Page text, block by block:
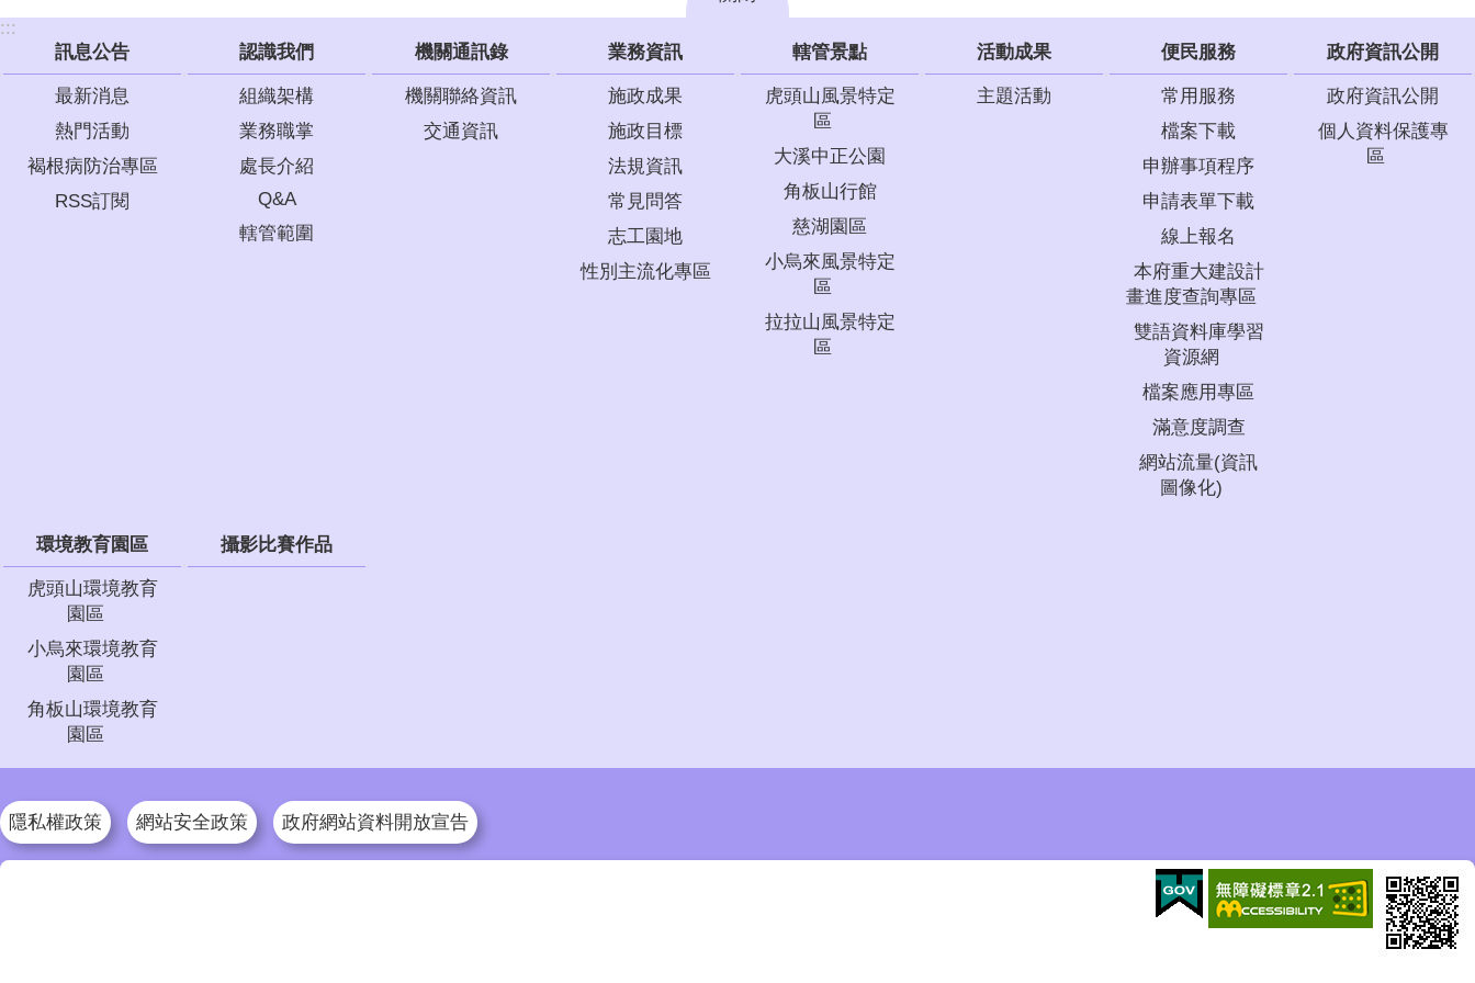
:::
訊息公告
最新消息
熱門活動
褐根病防治專區
RSS訂閱
認識我們
組織架構
業務職掌
處長介紹
Q&A
轄管範圍
機關通訊錄
機關聯絡資訊
交通資訊
業務資訊
施政成果
施政目標
法規資訊
常見問答
志工園地
性別主流化專區
轄管景點
虎頭山風景特定
區
大溪中正公園
角板山行館
慈湖園區
小烏來風景特定
區
拉拉山風景特定
區
活動成果
主題活動
便民服務
常用服務
檔案下載
申辦事項程序
申請表單下載
線上報名
本府重大建設計
畫進度查詢專區
雙語資料庫學習
資源網
檔案應用專區
滿意度調查
網站流量(資訊
圖像化)
政府資訊公開
政府資訊公開
個人資料保護專
區
環境教育園區
虎頭山環境教育
園區
小烏來環境教育
園區
角板山環境教育
園區
攝影比賽作品
隱私權政策 網站安全政策 政府網站資料開放宣告